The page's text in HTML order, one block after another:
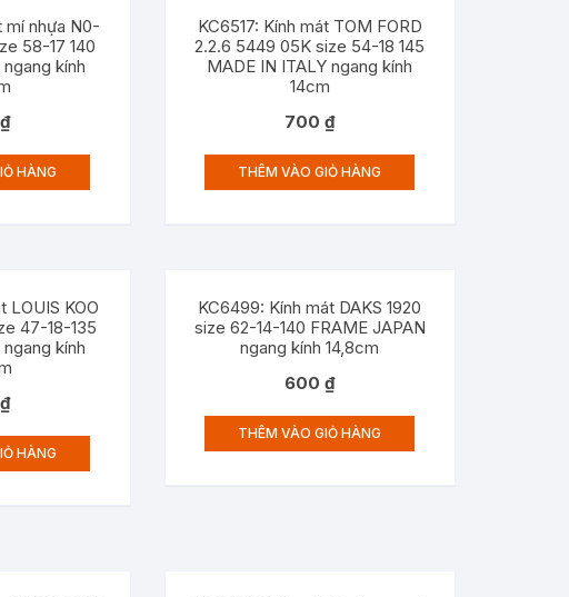
mí nhựa N0-
58-17 140
kính
₫
HÀNG
KC6517: Kính mát TOM FORD
2.2.6 5449 05K size 54-18 145
MADE IN ITALY ngang kính
14cm
700₫
THÊM VÀO GIỎ HÀNG
LOUIS KOO
47-18-135
kính
₫
HÀNG
KC6499: Kính mát DAKS 1920
size 62-14-140 FRAME JAPAN
ngang kính 14,8cm
600₫
THÊM VÀO GIỎ HÀNG